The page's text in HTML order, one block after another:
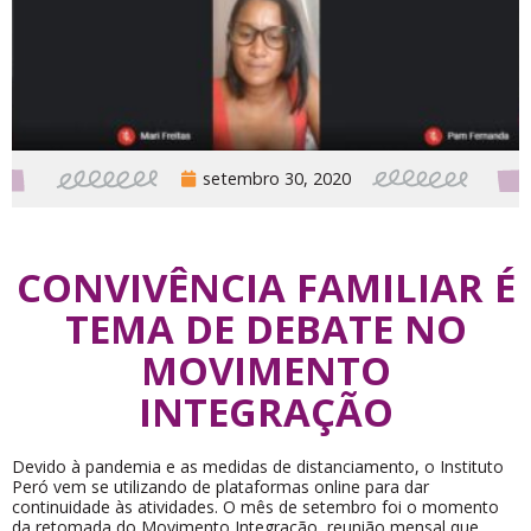
setembro 30, 2020
CONVIVÊNCIA FAMILIAR É
TEMA DE DEBATE NO
MOVIMENTO
INTEGRAÇÃO
Devido à pandemia e as medidas de distanciamento, o Instituto
Peró vem se utilizando de plataformas online para dar
continuidade às atividades. O mês de setembro foi o momento